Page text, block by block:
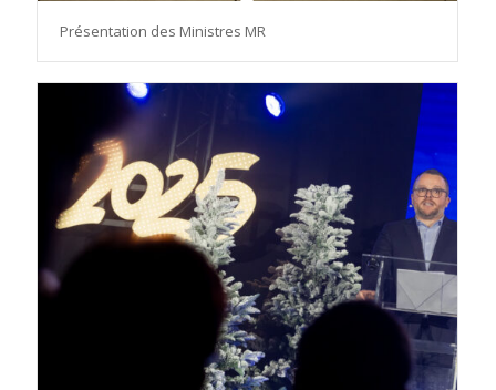
Présentation des Ministres MR